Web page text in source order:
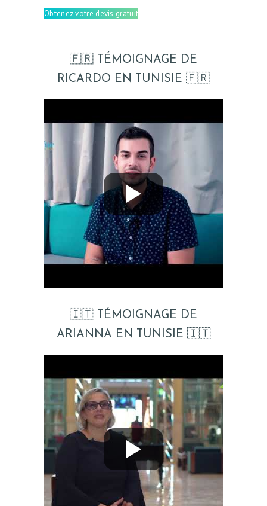
INTERVENTIONS
MÉDECINS
A PROPOS
SÉJOUR
CONTACT
Obtenez votre devis gratuit
🇫🇷 TÉMOIGNAGE DE
RICARDO EN TUNISIE 🇫🇷
🇮🇹 TÉMOIGNAGE DE
ARIANNA EN TUNISIE 🇮🇹